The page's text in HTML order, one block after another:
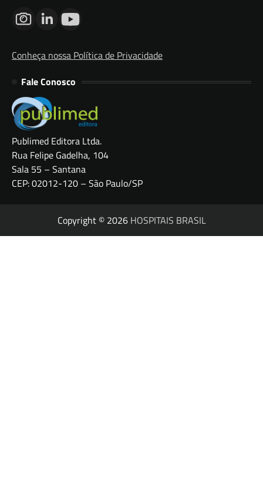
Conheça nossa Política de Privacidade
Fale Conosco
Publimed Editora Ltda.
Rua Felipe Gadelha, 104
Sala 55 – Santana
CEP: 02012-120 – São Paulo/SP
Copyright © 2026 HOSPITAIS BRASIL